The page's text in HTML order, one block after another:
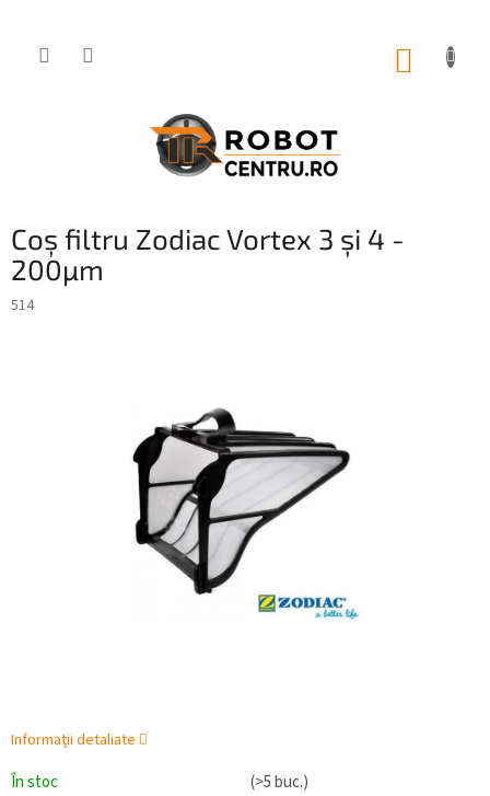
conținut
COŞ
Coș filtru Zodiac Vortex 3 și 4 -
200µm
514
În stoc (>5 buc.)
Informaţii detaliate